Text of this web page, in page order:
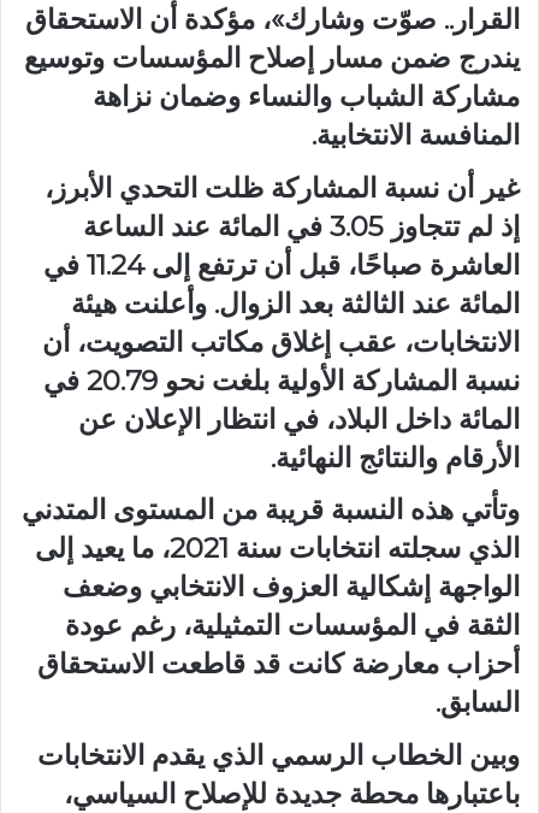
القرار.. صوّت وشارك»، مؤكدة أن الاستحقاق
يندرج ضمن مسار إصلاح المؤسسات وتوسيع
مشاركة الشباب والنساء وضمان نزاهة
المنافسة الانتخابية.
غير أن نسبة المشاركة ظلت التحدي الأبرز،
إذ لم تتجاوز 3.05 في المائة عند الساعة
العاشرة صباحًا، قبل أن ترتفع إلى 11.24 في
المائة عند الثالثة بعد الزوال. وأعلنت هيئة
الانتخابات، عقب إغلاق مكاتب التصويت، أن
نسبة المشاركة الأولية بلغت نحو 20.79 في
المائة داخل البلاد، في انتظار الإعلان عن
الأرقام والنتائج النهائية.
وتأتي هذه النسبة قريبة من المستوى المتدني
الذي سجلته انتخابات سنة 2021، ما يعيد إلى
الواجهة إشكالية العزوف الانتخابي وضعف
الثقة في المؤسسات التمثيلية، رغم عودة
أحزاب معارضة كانت قد قاطعت الاستحقاق
السابق.
وبين الخطاب الرسمي الذي يقدم الانتخابات
باعتبارها محطة جديدة للإصلاح السياسي،